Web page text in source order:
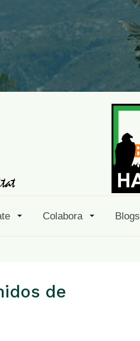
Colabora Blogs
de